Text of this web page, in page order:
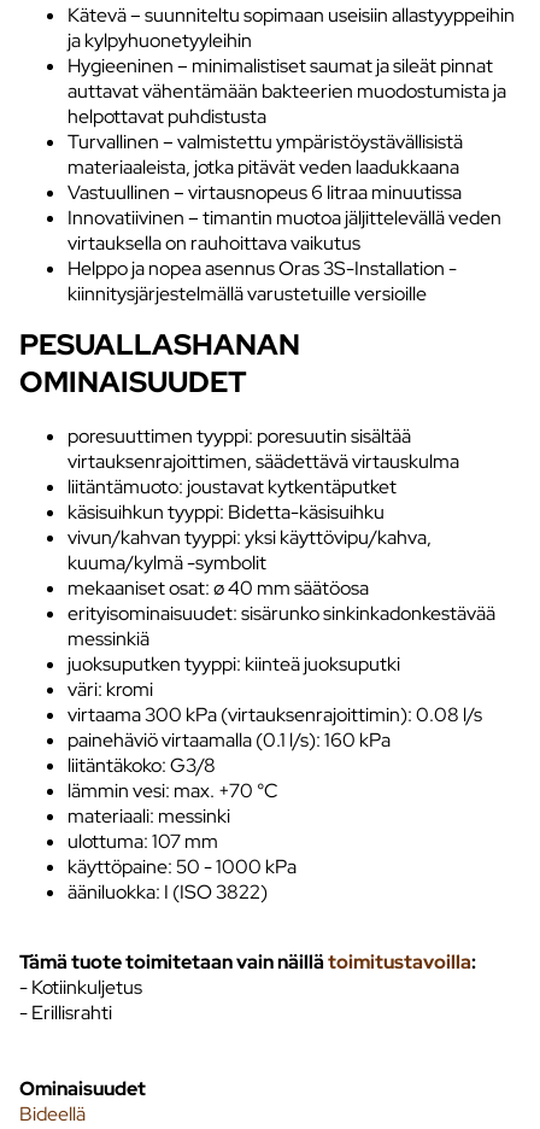
Kätevä – suunniteltu sopimaan useisiin allastyyppeihin
ja kylpyhuonetyyleihin
Hygieeninen – minimalistiset saumat ja sileät pinnat
auttavat vähentämään bakteerien muodostumista ja
helpottavat puhdistusta
Turvallinen – valmistettu ympäristöystävällisistä
materiaaleista, jotka pitävät veden laadukkaana
Vastuullinen – virtausnopeus 6 litraa minuutissa
Innovatiivinen – timantin muotoa jäljittelevällä veden
virtauksella on rauhoittava vaikutus
Helppo ja nopea asennus Oras 3S-Installation -
kiinnitysjärjestelmällä varustetuille versioille
PESUALLASHANAN
OMINAISUUDET
poresuuttimen tyyppi: poresuutin sisältää
virtauksenrajoittimen, säädettävä virtauskulma
liitäntämuoto: joustavat kytkentäputket
käsisuihkun tyyppi: Bidetta-käsisuihku
vivun/kahvan tyyppi: yksi käyttövipu/kahva,
kuuma/kylmä -symbolit
mekaaniset osat: ø 40 mm säätöosa
erityisominaisuudet: sisärunko sinkinkadonkestävää
messinkiä
juoksuputken tyyppi: kiinteä juoksuputki
väri: kromi
virtaama 300 kPa (virtauksenrajoittimin): 0.08 l/s
painehäviö virtaamalla (0.1 l/s): 160 kPa
liitäntäkoko: G3/8
lämmin vesi: max. +70 °C
materiaali: messinki
ulottuma: 107 mm
käyttöpaine: 50 - 1000 kPa
ääniluokka: I (ISO 3822)
Tämä tuote toimitetaan vain näillätoimitustavoilla:
- Kotiinkuljetus
- Erillisrahti
Ominaisuudet
Bideellä